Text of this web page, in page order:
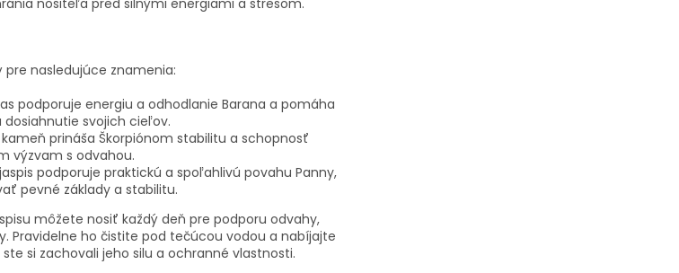
nositeľa pred silnými energiami a stresom.
pre nasledujúce znamenia:
podporuje energiu a odhodlanie Barana a pomáha
svojich cieľov.
prináša Škorpiónom stabilitu a schopnosť
výzvam s odvahou.
podporuje praktickú a spoľahlivú povahu Panny,
pevné základy a stabilitu.
môžete nosiť každý deň pre podporu odvahy,
Pravidelne ho čistite pod tečúcou vodou a nabíjajte
si zachovali jeho silu a ochranné vlastnosti.